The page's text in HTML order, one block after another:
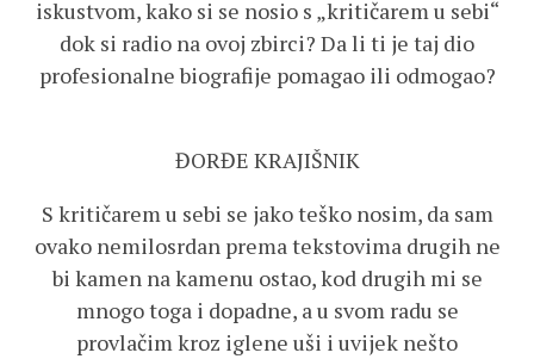
iskustvom, kako si se nosio s „kritičarem u sebi“
dok si radio na ovoj zbirci? Da li ti je taj dio
profesionalne biografije pomagao ili odmogao?
ĐORĐE KRAJIŠNIK
S kritičarem u sebi se jako teško nosim, da sam
ovako nemilosrdan prema tekstovima drugih ne
bi kamen na kamenu ostao, kod drugih mi se
mnogo toga i dopadne, a u svom radu se
provlačim kroz iglene uši i uvijek nešto